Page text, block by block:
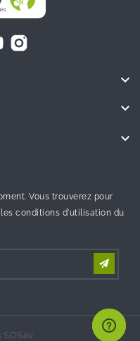



Vous trouverez pour
conditions d'utilisation du